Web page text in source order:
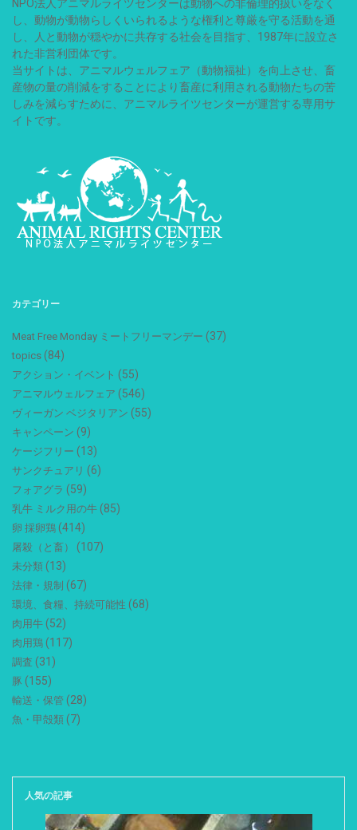
NPO法人アニマルライツセンターは動物への非倫理的扱いをなく
し、動物が動物らしくいられるような権利と尊厳を守る活動を通
し、人と動物が穏やかに共存する社会を目指す、1987年に設立さ
れた非営利団体です。
当サイトは、アニマルウェルフェア（動物福祉）を向上させ、畜
産物の量の削減をすることにより畜産に利用される動物たちの苦
しみを減らすために、アニマルライツセンターが運営する専用サ
イトです。
カテゴリー
Meat Free Monday ミートフリーマンデー (37)
topics (84)
アクション・イベント (55)
アニマルウェルフェア (546)
ヴィーガン ベジタリアン (55)
キャンペーン (9)
ケージフリー (13)
サンクチュアリ (6)
フォアグラ (59)
乳牛 ミルク用の牛 (85)
卵 採卵鶏 (414)
屠殺（と畜） (107)
未分類 (13)
法律・規制 (67)
環境、食糧、持続可能性 (68)
肉用牛 (52)
肉用鶏 (117)
調査 (31)
豚 (155)
輸送・保管 (28)
魚・甲殻類 (7)
人気の記事